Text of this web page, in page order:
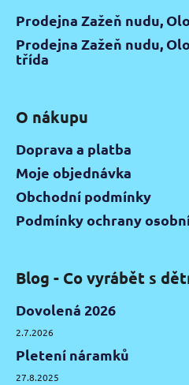
Prodejna Zažeň nudu,
Prodejna Zažeň nudu,
třída
O nákupu
Doprava a platba
Moje objednávka
Obchodní podmínky
Podmínky ochrany
Blog - Co vyrábět s
Dovolená 2026
2.7.2026
Pletení náramků
27.8.2025